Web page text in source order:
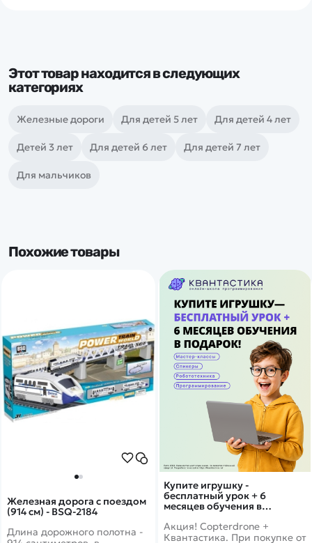
Этот товар находится в следующих
категориях
Железные дороги Для детей 5 лет Для детей 4 лет
Детей 3 лет Для детей 6 лет Для детей 7 лет
Для мальчиков
Похожие товары
Купите игрушку -
бесплатный урок + 6
месяцев обучения в
Акция! Copterdrone +
Квантастика. При покупке от
Железная дорога с поездом
(914 см) - BSQ-2184
Длина дорожного полотна -